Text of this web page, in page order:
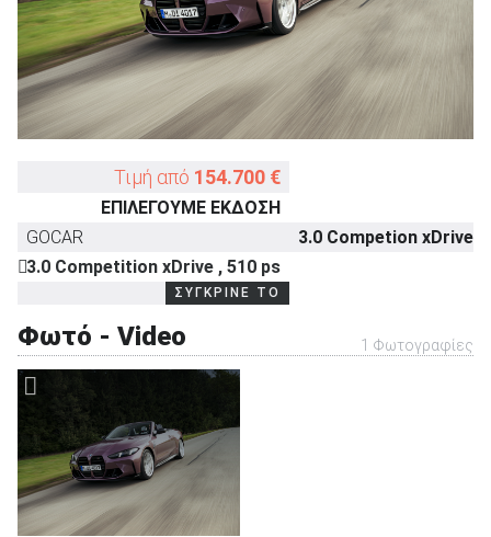
ΑΝΑΖΗΤΗΣΗ
Επιχειρήσεις
ΑΝΑΖΗΤΗΣΗ
Τιμή από 154.700 €
ΕΠΙΛΕΓΟΥΜΕ ΕΚΔΟΣΗ
GOCAR
3.0 Competion xDrive
3.0 Competition xDrive , 510 ps
ΣΥΓΚΡΙΝΕ ΤΟ
Φωτό - Video 1 Φωτογραφίες